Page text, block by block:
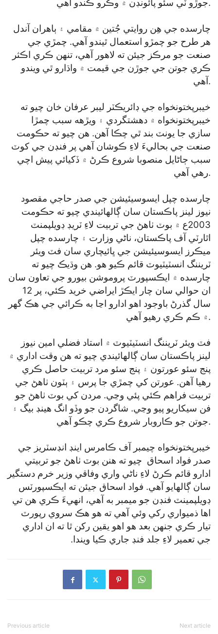
جوڙو ٽي سئو پائونڊن ۾ وڪرو ڪندو آهي.
چارسده جي هِن روايتي جُتين ۾ مقامي ۽ ٻاهران آندل
هر طرح جو چمڙو استعمال ٿيندو آهي. چمڙي جي
صنعت جو مرڪز جيئن ته لاهور آهي، تنهن ڪري اڪثر
ڪري جوتن جي جوڙن جي قيمت ۾ واڌارو ٿي ويندو
آهي.
خيبرپختونخواه جي ڊائريڪٽر ليبر عرفان خان چيو ته
خيبرپختونخواه ۾ دهشتگردي ۽ ويڙهه سبب چمڙا
سازي جا يونٽ بند ٿي چڪا آهن. هن چيو ته حڪومت
صنعت جي بحاليءَ لاءِ ڪوشان آهي پر فنڊن جي کوٽ
سبب ڄاڻايل منصوبا شروع ڪرڻ ۾ ڏکيائي پيش اچي
رهي آهي.
چارسده چپل ايسوسيئيشن جي صدر حاجي مقصود
نيوز لينز پاڪستان سان ڳالهائيندي چيو ته حڪومت
2003ع ۾ بوٽ ٺاهڻ جي تربيت لاءِ ٽريڊ ڊويلپمنٽ
اٿارٽي آف پاڪستان، ناڻي وزارت ۽ چارسده چپل
ميڪرز ايسوسيئيشن جي ڀائيچاري سان فٽ ويئر
ٽريننگ انسٽيٽيوٽ قائم ڪيو هو. هن وڌيڪ چيو ته
چارسده ۾ ايڪسپورٽ پروموشن بيورو جي تعاون سان
ان حوالي سان چار ايڪڙ ايراضي خريد ڪئي، پر 12
سال گذرڻ باوجود اهو ادارو اڃا به ڪرائي جي هڪ گهر
۾ ڪم ڪري رهيو آهي.
فٽ ويئر ٽريننگ انسٽيٽيوٽ ۾ استاد فضلي امين نيوز
لينز پاڪستان سان ڳالهائيندي چيو ته هن وقت اداري ۾
پنج سئو عورتون ۽ پنج سئو مرد تربيت حاصل ڪري
رهيا آهن. عورتن کي چمڙي جا پرس ۽ ٻٽون ٺاهڻ جي
تربيت فراهم ڪئي پئي وڃي. مردن کي بوٽ ٺاهڻ جو
فن سيکاريو پيو وڃي. شاگردن جو وڏو انگ هينڊ بيگ ۽
جوتن جو ڪاروبار شروع ڪري چڪو آهي.
خيبرپختونخواه چيمبر آف ڪامرس اينڊ انڊسٽريز جي
صدر فواد اسحاق چيو ته هنن بوٽ ٺاهڻ جو تربيتي
ادارو قائم ڪرڻ لاءِ ناڻي واري وفاقي وزير خرم دستگير
سان ڳالهايو آهي. فواد اسحاق جيئن ته ايڪسپورٽس
ڊويلپمينٽ فنڊن جو ميمبر به آهي، انهيءَ ڪري هن تي
اها ذميواري رکي وئي آهي ته هو هڪ سروي رپورٽ
تيار ڪري جنهن بعد هو اهو يقين رکن ٿا ته ان اداري
جي تعمير لاءِ جلد فنڊ جاري ڪيا ويندا.
Previous article Next article